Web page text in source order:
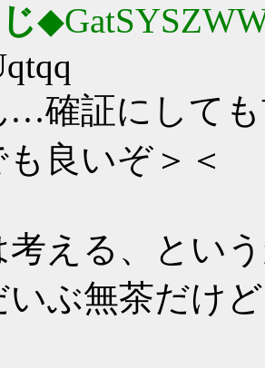
…確証にして
良いぞ＞＜
考える、とい
いぶ無茶だけ